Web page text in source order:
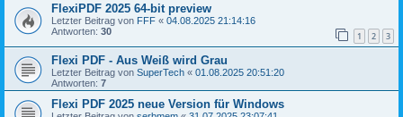
FlexiPDF 2025 64-bit preview
Letzter Beitrag von FFF « 04.08.2025 21:14:16
Antworten: 30 1 2 3
Flexi PDF - Aus Weiß wird Grau
Letzter Beitrag von SuperTech « 01.08.2025 20:51:20
Antworten: 7
Flexi PDF 2025 neue Version für Windows